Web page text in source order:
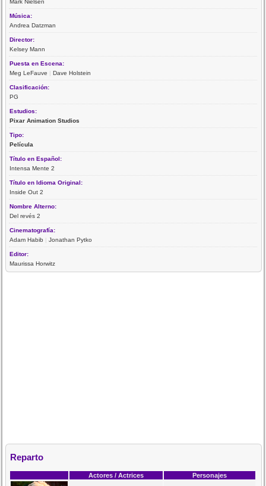
Mark Nielsen
Música:
Andrea Datzman
Director:
Kelsey Mann
Puesta en Escena:
Meg LeFauve |Dave Holstein
Clasificación:
PG
Estudios:
Pixar Animation Studios
Tipo:
Película
Título en Español:
Intensa Mente 2
Título en Idioma Original:
Inside Out 2
Nombre Alterno:
Del revés 2
Cinematografía:
Adam Habib |Jonathan Pytko
Editor:
Maurissa Horwitz
Reparto
Actores / Actrices Personajes